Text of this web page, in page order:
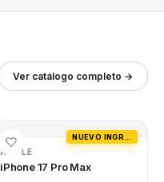
Ver catálogo completo →
APPLE
iPhone 17 Pro Max